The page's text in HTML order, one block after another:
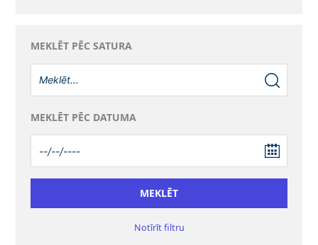
MEKLĒT PĒC SATURA
MEKLĒT PĒC DATUMA
Notīrīt filtru